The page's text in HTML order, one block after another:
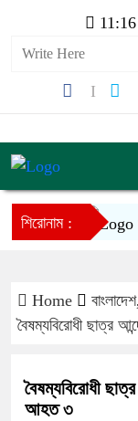
শিরোনাম : ৩০
Home বাংলাদেশ
বৈষম্যবিরোধী ছাত্র
বৈষম্যবিরোধী ছাত্র
আহত ৩